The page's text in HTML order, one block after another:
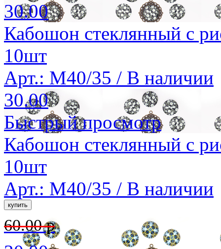
30.00
Кабошон стеклянный с
10шт
Арт.: M40/35 / В наличии
30.00
Быстрый просмотр
Кабошон стеклянный с
10шт
Арт.: M40/35 / В наличии
60.00 р